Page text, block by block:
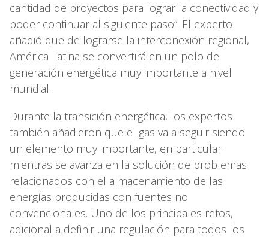
cantidad de proyectos para lograr la conectividad y
poder continuar al siguiente paso”. El experto
añadió que de lograrse la interconexión regional,
América Latina se convertirá en un polo de
generación energética muy importante a nivel
mundial.
Durante la transición energética, los expertos
también añadieron que el gas va a seguir siendo
un elemento muy importante, en particular
mientras se avanza en la solución de problemas
relacionados con el almacenamiento de las
energías producidas con fuentes no
convencionales. Uno de los principales retos,
adicional a definir una regulación para todos los